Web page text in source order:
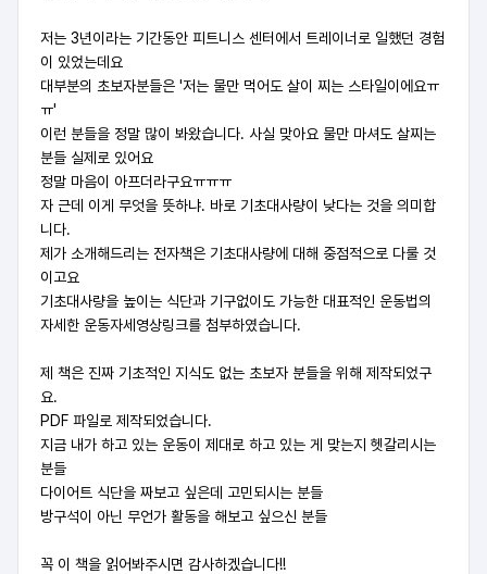
저는 3년이라는 기간동안 피트니스 센터에서 트레이너로 일했던 경험
이 있었는데요
대부분의 초보자분들은 '저는 물만 먹어도 살이 찌는 스타일이에요ㅠ
ㅠ'
이런 분들을 정말 많이 봐왔습니다. 사실 맞아요 물만 마셔도 살찌는
분들 실제로 있어요
정말 마음이 아프더라구요ㅠㅠㅠ
자 근데 이게 무엇을 뜻하냐. 바로 기초대사량이 낮다는 것을 의미합
니다.
제가 소개해드리는 전자책은 기초대사량에 대해 중점적으로 다룰 것
이고요
기초대사량을 높이는 식단과 기구없이도 가능한 대표적인 운동법의
자세한 운동자세영상링크를 첨부하였습니다.
제 책은 진짜 기초적인 지식도 없는 초보자 분들을 위해 제작되었구
요.
PDF 파일로 제작되었습니다.
지금 내가 하고 있는 운동이 제대로 하고 있는 게 맞는지 헷갈리시는
분들
다이어트 식단을 짜보고 싶은데 고민되시는 분들
방구석이 아닌 무언가 활동을 해보고 싶으신 분들
꼭 이 책을 읽어봐주시면 감사하겠습니다!!